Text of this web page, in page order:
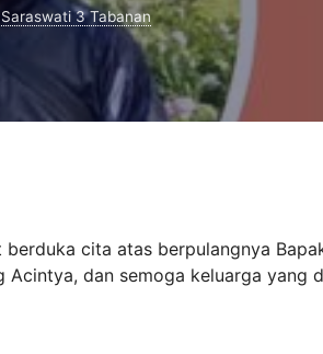
3 Tabanan
cita atas berpulangnya
Acintya, dan semoga keluarga yang